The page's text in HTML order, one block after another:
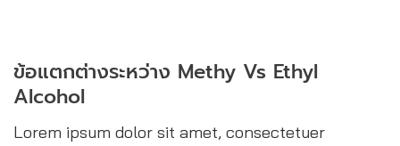
ข้อแตกต่างระหว่าง Methy Vs Ethyl
Alcohol
Lorem ipsum dolor sit amet, consectetuer